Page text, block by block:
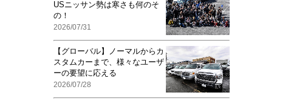
USニッサン勢は寒さも何のそ
の！
2026/07/31
【グローバル】ノーマルからカ
スタムカーまで、様々なユーザ
ーの要望に応える
2026/07/28